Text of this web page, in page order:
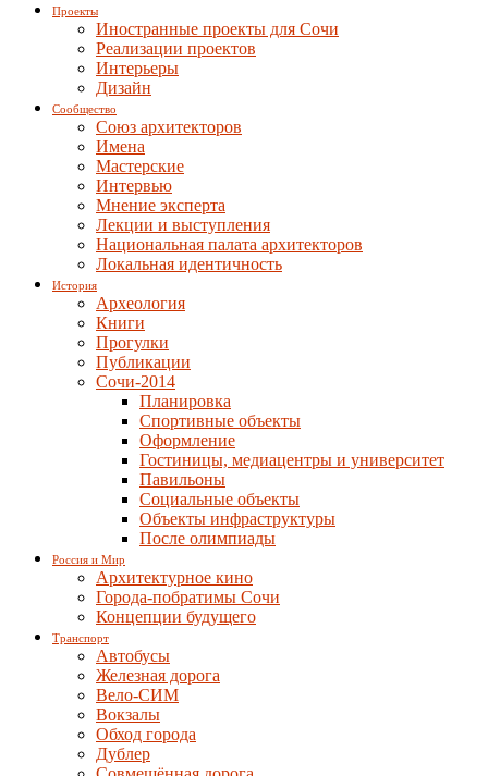
Проекты
Иностранные проекты для Сочи
Реализации проектов
Интерьеры
Дизайн
Сообщество
Союз архитекторов
Имена
Мастерские
Интервью
Мнение эксперта
Лекции и выступления
Национальная палата архитекторов
Локальная идентичность
История
Археология
Книги
Прогулки
Публикации
Сочи-2014
Планировка
Спортивные объекты
Оформление
Гостиницы, медиацентры и университет
Павильоны
Социальные объекты
Объекты инфраструктуры
После олимпиады
Россия и Мир
Архитектурное кино
Города-побратимы Сочи
Концепции будущего
Транспорт
Автобусы
Железная дорога
Вело-СИМ
Вокзалы
Обход города
Дублер